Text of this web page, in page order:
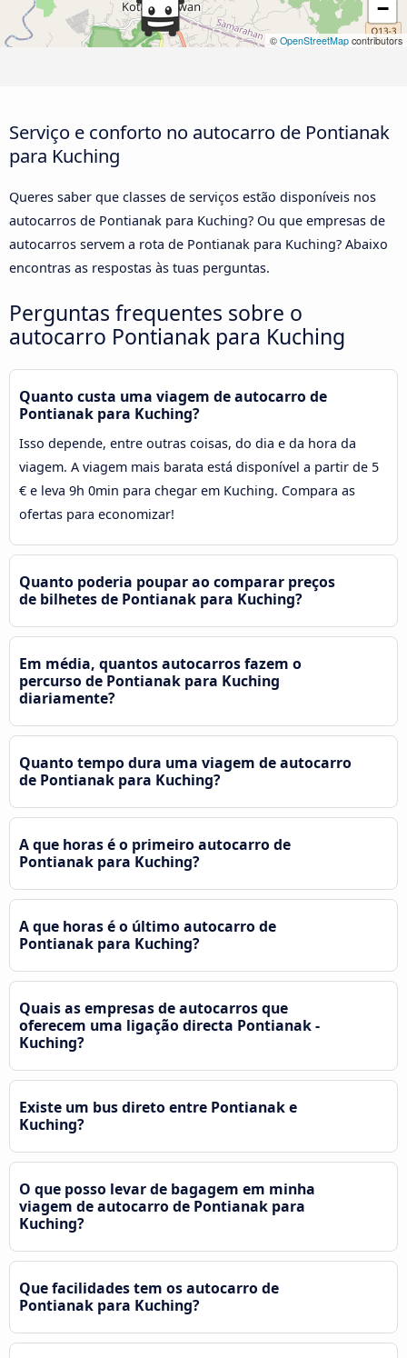
−
© OpenStreetMap contributors
Serviço e conforto no autocarro de Pontianak
para Kuching
Queres saber que classes de serviços estão disponíveis nos
autocarros de Pontianak para Kuching? Ou que empresas de
autocarros servem a rota de Pontianak para Kuching? Abaixo
encontras as respostas às tuas perguntas.
Perguntas frequentes sobre o
autocarro Pontianak para Kuching
Quanto custa uma viagem de autocarro de
Pontianak para Kuching?
Isso depende, entre outras coisas, do dia e da hora da
viagem. A viagem mais barata está disponível a partir de 5
€ e leva 9h 0min para chegar em Kuching. Compara as
ofertas para economizar!
Quanto poderia poupar ao comparar preços
de bilhetes de Pontianak para Kuching?
Em média, quantos autocarros fazem o
percurso de Pontianak para Kuching
diariamente?
Quanto tempo dura uma viagem de autocarro
de Pontianak para Kuching?
A que horas é o primeiro autocarro de
Pontianak para Kuching?
A que horas é o último autocarro de
Pontianak para Kuching?
Quais as empresas de autocarros que
oferecem uma ligação directa Pontianak -
Kuching?
Existe um bus direto entre Pontianak e
Kuching?
O que posso levar de bagagem em minha
viagem de autocarro de Pontianak para
Kuching?
Que facilidades tem os autocarro de
Pontianak para Kuching?